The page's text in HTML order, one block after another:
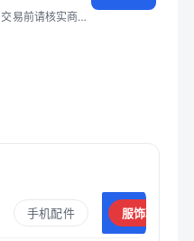
发布本地闲置物品买卖与交换信息，交易前请核实商品和身份。 📖 必读：
手机配件 服饰鞋帽